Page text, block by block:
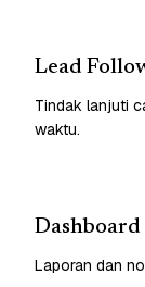
Lead
Tindak lanjuti
waktu.
Laporan dan